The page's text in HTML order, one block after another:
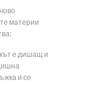
материи
е дишащ и
и се